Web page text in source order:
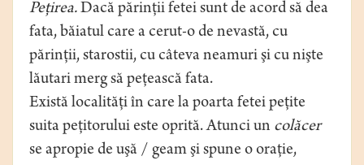
Peţirea.Dacă părinţii fetei sunt de acord să dea
fata, băiatul care a cerut-o de nevastă, cu
părinţii, starostii, cu câteva neamuri şi cu nişte
lăutari merg să peţească fata.
Există localităţi în care la poarta fetei peţite
suita peţitorului este oprită. Atunci un colăcer
se apropie de uşă / geam şi spune o oraţie,